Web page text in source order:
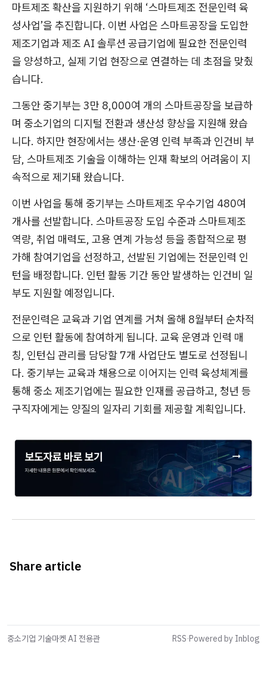
마트제조 확산을 지원하기 위해 ‘스마트제조 전문인력 육
성사업’을 추진합니다. 이번 사업은 스마트공장을 도입한
제조기업과 제조 AI 솔루션 공급기업에 필요한 전문인력
을 양성하고, 실제 기업 현장으로 연결하는 데 초점을 맞췄
습니다.
그동안 중기부는 3만 8,000여 개의 스마트공장을 보급하
며 중소기업의 디지털 전환과 생산성 향상을 지원해 왔습
니다. 하지만 현장에서는 생산·운영 인력 부족과 인건비 부
담, 스마트제조 기술을 이해하는 인재 확보의 어려움이 지
속적으로 제기돼 왔습니다.
이번 사업을 통해 중기부는 스마트제조 우수기업 480여
개사를 선발합니다. 스마트공장 도입 수준과 스마트제조
역량, 취업 매력도, 고용 연계 가능성 등을 종합적으로 평
가해 참여기업을 선정하고, 선발된 기업에는 전문인력 인
턴을 배정합니다. 인턴 활동 기간 동안 발생하는 인건비 일
부도 지원할 예정입니다.
전문인력은 교육과 기업 연계를 거쳐 올해 8월부터 순차적
으로 인턴 활동에 참여하게 됩니다. 교육 운영과 인력 매
칭, 인턴십 관리를 담당할 7개 사업단도 별도로 선정됩니
다. 중기부는 교육과 채용으로 이어지는 인력 육성체계를
통해 중소 제조기업에는 필요한 인재를 공급하고, 청년 등
구직자에게는 양질의 일자리 기회를 제공할 계획입니다.
Share article
중소기업 기술마켓 AI 전용관 RSS·Powered by Inblog